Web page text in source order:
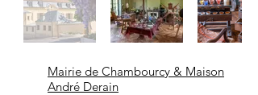
Mairie de Chambourcy & Maison
André Derain